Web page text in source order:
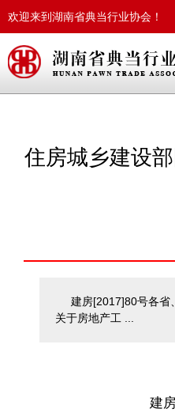
欢迎来到湖南省典当行业协会！
住房城乡建设
建房[2017]80号各省
关于房地产工 ...
建房